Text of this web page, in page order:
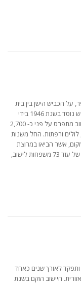
על הכביש הישן בין בית
ליד לחדרה ומשוייך למועצה אזורית עמק חפר. כפר מונש נוסד בשנת 1946 בידי
חיילים יהודים בפלוגת המודדים של הצבא הבריטי. היישוב מתפרס על פני כ- 2,700
ורפתות. החל משנות
אשר הביאו במרוצת
השנים לגידול משמעותי במספר תושבי המושב ותוספת של עוד 73 משפחות לישוב,
ותפקד לאורך שנים כאחד
היישוב הוקם בשנת